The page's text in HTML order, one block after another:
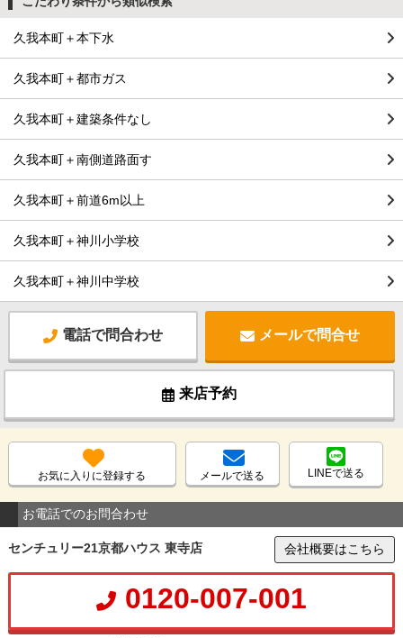
久我本町＋本下水
久我本町＋都市ガス
久我本町＋建築条件なし
久我本町＋南側道路面す
久我本町＋前道6m以上
久我本町＋神川小学校
久我本町＋神川中学校
電話で問合わせ メールで問合せ
来店予約
お気に入りに登録する メールで送る LINEで送る
お電話でのお問合わせ
センチュリー21京都ハウス 東寺店 会社概要はこちら
0120-007-001